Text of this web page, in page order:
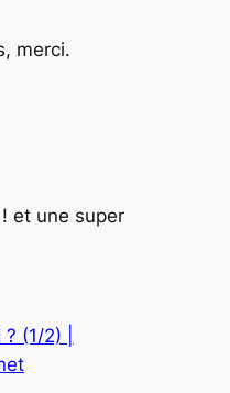
merci.
et une super
(1/2) |